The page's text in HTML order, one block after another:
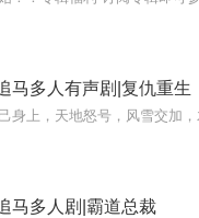
马多人有声剧|复仇重生
马多人剧|霸道总裁